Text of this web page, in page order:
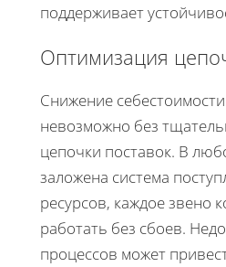
поддерживает
Оптимизация
Снижение
невозможно без
цепочки поставок. В
заложена система
ресурсов, каждое звено
работать без сбоев.
процессов может